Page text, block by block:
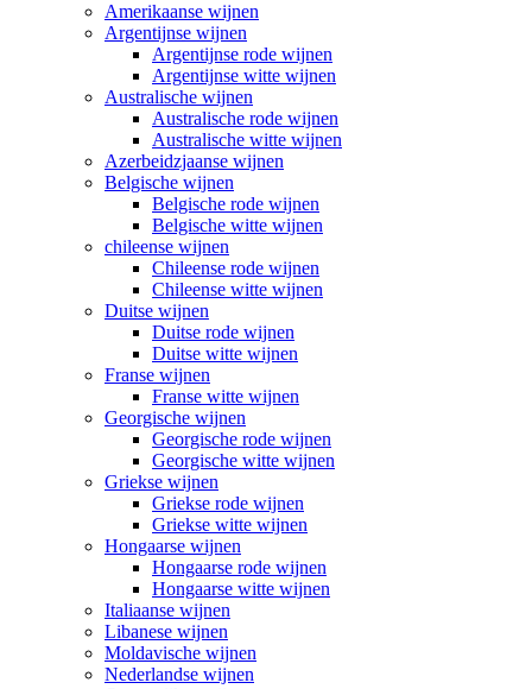
Amerikaanse wijnen
Argentijnse wijnen
Argentijnse rode wijnen
Argentijnse witte wijnen
Australische wijnen
Australische rode wijnen
Australische witte wijnen
Azerbeidzjaanse wijnen
Belgische wijnen
Belgische rode wijnen
Belgische witte wijnen
chileense wijnen
Chileense rode wijnen
Chileense witte wijnen
Duitse wijnen
Duitse rode wijnen
Duitse witte wijnen
Franse wijnen
Franse witte wijnen
Georgische wijnen
Georgische rode wijnen
Georgische witte wijnen
Griekse wijnen
Griekse rode wijnen
Griekse witte wijnen
Hongaarse wijnen
Hongaarse rode wijnen
Hongaarse witte wijnen
Italiaanse wijnen
Libanese wijnen
Moldavische wijnen
Nederlandse wijnen